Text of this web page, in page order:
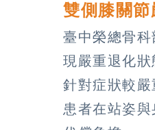
雙側膝關
臺中榮總骨
現嚴重退化
針對症狀較
患者在站姿